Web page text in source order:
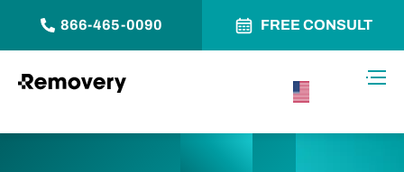
866-465-0090 FREE CONSULT